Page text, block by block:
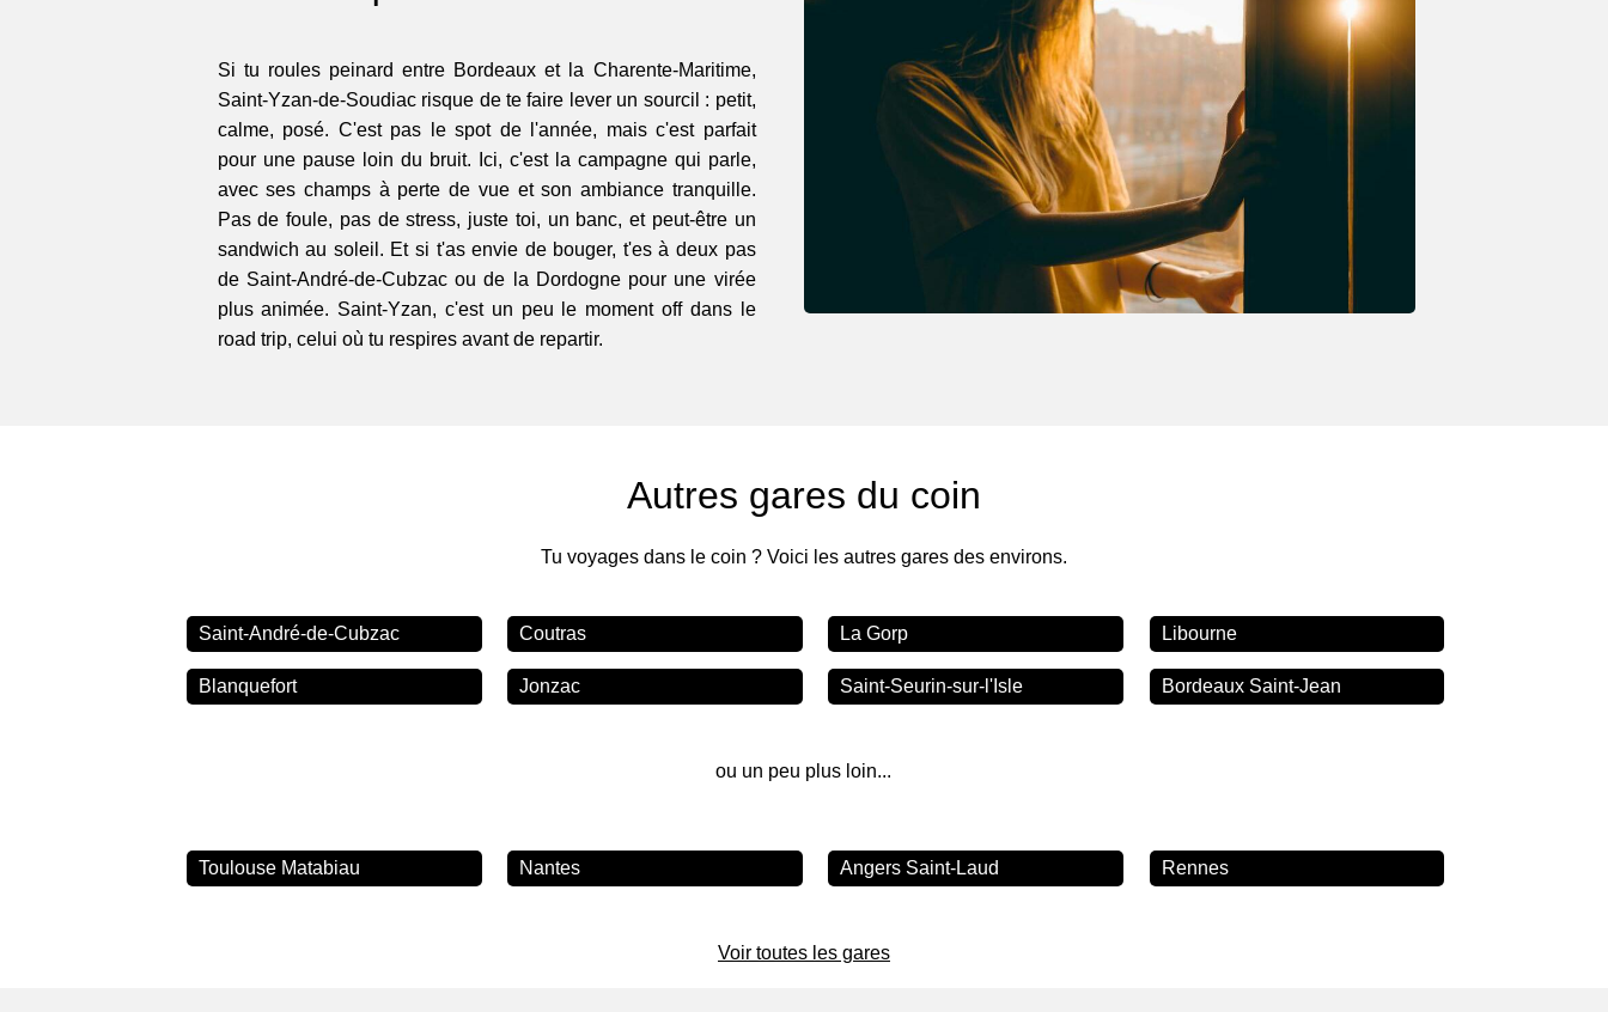
Si tu roules peinard entre Bordeaux et la Charente-Maritime,
Saint-Yzan-de-Soudiac risque de te faire lever un sourcil : petit,
calme, posé. C'est pas le spot de l'année, mais c'est parfait
pour une pause loin du bruit. Ici, c'est la campagne qui parle,
avec ses champs à perte de vue et son ambiance tranquille.
Pas de foule, pas de stress, juste toi, un banc, et peut-être un
sandwich au soleil. Et si t'as envie de bouger, t'es à deux pas
de Saint-André-de-Cubzac ou de la Dordogne pour une virée
plus animée. Saint-Yzan, c'est un peu le moment off dans le
road trip, celui où tu respires avant de repartir.
Autres gares du coin
Tu voyages dans le coin ? Voici les autres gares des environs.
Saint-André-de-Cubzac Coutras La Gorp Libourne
Blanquefort Jonzac Saint-Seurin-sur-l'Isle Bordeaux Saint-Jean
ou un peu plus loin...
Toulouse Matabiau Nantes Angers Saint-Laud Rennes
Voir toutes les gares